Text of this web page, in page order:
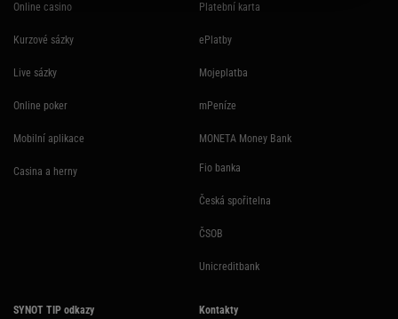
Online casino
Kurzové sázky
Live sázky
Online poker
Mobilní aplikace
Casina a herny
Platební karta
ePlatby
Mojeplatba
mPeníze
MONETA Money Bank
Fio banka
Česká spořitelna
ČSOB
Unicreditbank
SYNOT TIP odkazy Kontakty